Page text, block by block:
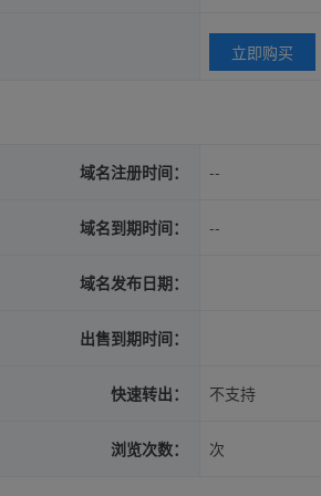
立即购买
域名注册时间： --
域名到期时间： --
域名发布日期：
出售到期时间：
快速转出： 不支持
浏览次数： 次